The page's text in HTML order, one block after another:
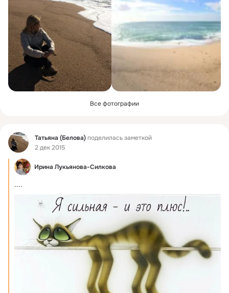
Все фотографии
Фид Татьяна (Белова)поделилась заметкой
2 дек 2015
Ирина Лукьянова-Силкова
....